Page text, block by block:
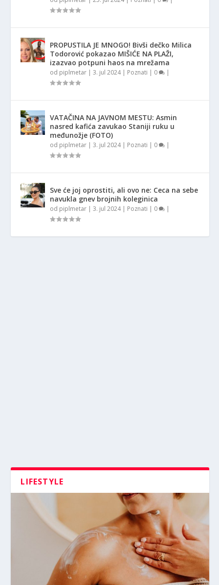
PROPUSTILA JE MNOGO! Bivši dečko Milica
Todorović pokazao MIŠIĆE NA PLAŽI,
izazvao potpuni haos na mrežama
od piplmetar |3. jul 2024| Poznati | 0 |
VATAČINA NA JAVNOM MESTU: Asmin
nasred kafića zavukao Staniji ruku u
međunožje (FOTO)
od piplmetar |3. jul 2024| Poznati | 0 |
Sve će joj oprostiti, ali ovo ne: Ceca na sebe
navukla gnev brojnih koleginica
od piplmetar |3. jul 2024| Poznati | 0 |
LIFESTYLE